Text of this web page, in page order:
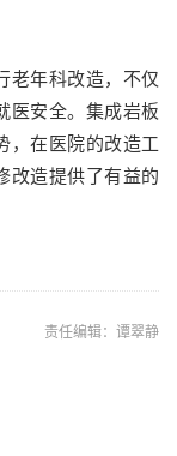
老年科改造，不仅
医安全。集成岩板
，在医院的改造工
改造提供了有益的
责任编辑：谭翠静